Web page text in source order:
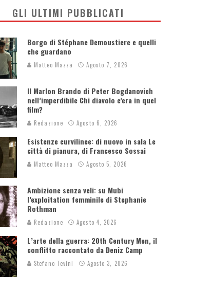
GLI ULTIMI PUBBLICATI
Borgo di Stéphane Demoustiere e quelli
che guardano
Matteo Mazza Agosto 7, 2026
Il Marlon Brando di Peter Bogdanovich
nell’imperdibile Chi diavolo c’era in quel
film?
Redazione Agosto 6, 2026
Esistenze curvilinee: di nuovo in sala Le
città di pianura, di Francesco Sossai
Matteo Mazza Agosto 5, 2026
Ambizione senza veli: su Mubi
l’exploitation femminile di Stephanie
Rothman
Redazione Agosto 4, 2026
L’arte della guerra: 20th Century Men, il
conflitto raccontato da Deniz Camp
Stefano Tevini Agosto 3, 2026